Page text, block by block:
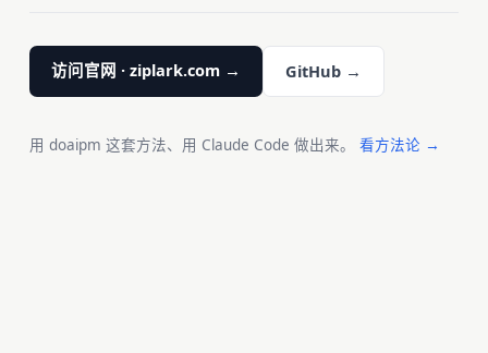
访问官网 · ziplark.com → GitHub →
用 doaipm 这套方法、用 Claude Code 做出来。 看方法论 →